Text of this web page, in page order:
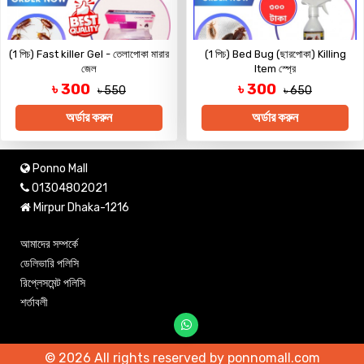
(1 পিচ) Fast killer Gel - তেলাপোকা মারার
জেল
৳ 300 ৳ 550
অর্ডার করুন
(1 পিচ) Bed Bug (ছারপোকা) Killing
Item স্প্রে
৳ 300 ৳ 650
অর্ডার করুন
Ponno Mall
01304802021
Mirpur Dhaka-1216
আমাদের সম্পর্কে
ডেলিভারি পলিসি
রিপ্লেসমেন্ট পলিসি
শর্তাবলী
© 2026 All rights reserved by ponnomall.com